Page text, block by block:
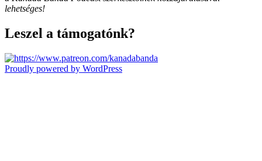
lehetséges!
Leszel a támogatónk?
Proudly powered by WordPress